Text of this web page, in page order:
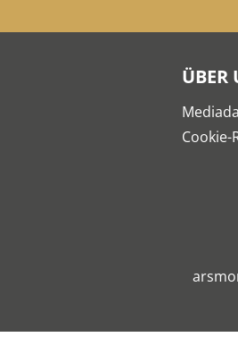
ÜBER
Cookie-